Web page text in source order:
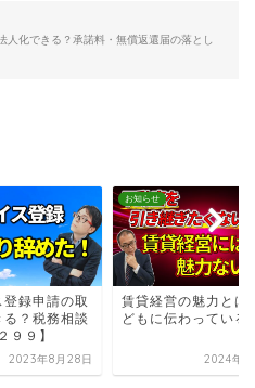
人化できる？承諾料・無償返還届の落とし
登録申請の取
る？税務相談
９９】
2023年8月28日
お知らせ
賃貸経営の魅力とは
どもに伝わっている
2024年4